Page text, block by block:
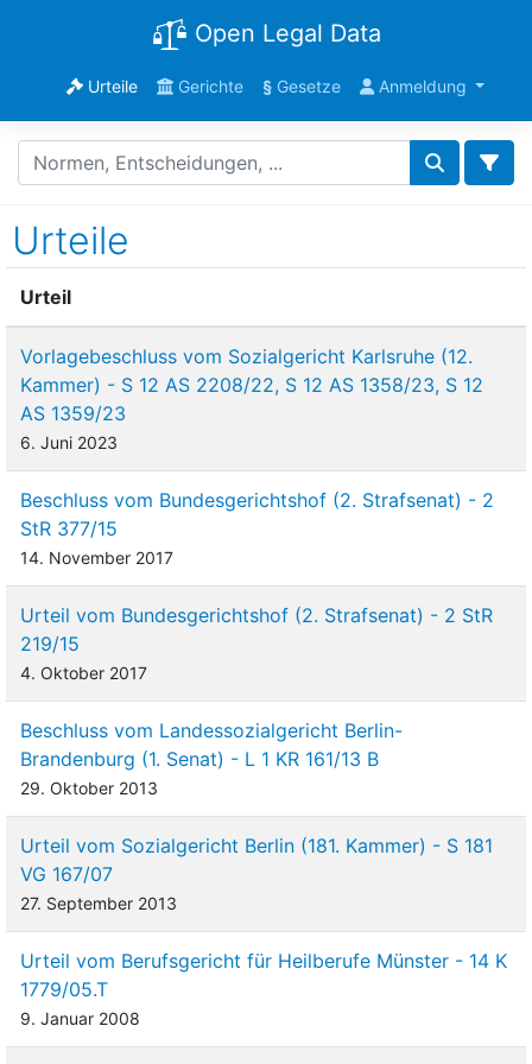
Open Legal Data
Urteile Gerichte §Gesetze Anmeldung
Urteile
Urteil
Vorlagebeschluss vom Sozialgericht Karlsruhe (12.
Kammer) - S 12 AS 2208/22, S 12 AS 1358/23, S 12
AS 1359/23
6. Juni 2023
Beschluss vom Bundesgerichtshof (2. Strafsenat) - 2
StR 377/15
14. November 2017
Urteil vom Bundesgerichtshof (2. Strafsenat) - 2 StR
219/15
4. Oktober 2017
Beschluss vom Landessozialgericht Berlin-
Brandenburg (1. Senat) - L 1 KR 161/13 B
29. Oktober 2013
Urteil vom Sozialgericht Berlin (181. Kammer) - S 181
VG 167/07
27. September 2013
Urteil vom Berufsgericht für Heilberufe Münster - 14 K
1779/05.T
9. Januar 2008